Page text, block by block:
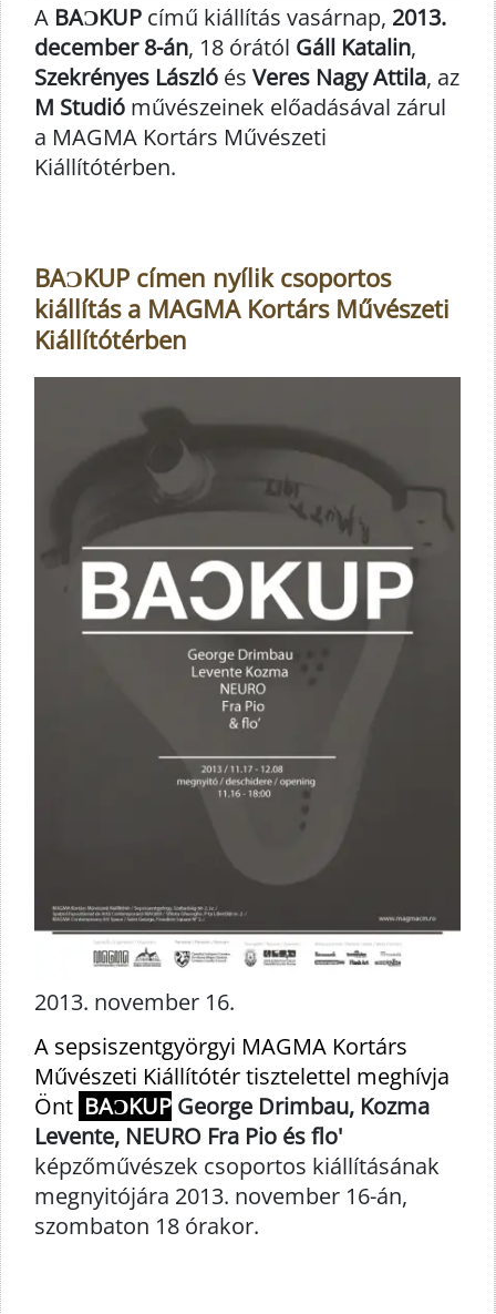
A BAƆKUP című kiállítás vasárnap, 2013.
december 8-án, 18 órától Gáll Katalin,
Szekrényes László és Veres Nagy Attila, az
M Studió művészeinek előadásával zárul
a MAGMA Kortárs Művészeti
Kiállítótérben.
BAƆKUP címen nyílik csoportos
kiállítás a MAGMA Kortárs Művészeti
Kiállítótérben
2013. november 16.
A sepsiszentgyörgyi MAGMA Kortárs
Művészeti Kiállítótér tisztelettel meghívja
Önt BAƆKUP George Drimbau, Kozma
Levente, NEURO Fra Pio és flo'
képzőművészek csoportos kiállításának
megnyitójára 2013. november 16-án,
szombaton 18 órakor.